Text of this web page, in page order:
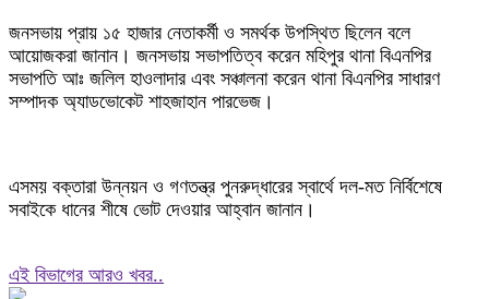
জনসভায় প্রায় ১৫ হাজার নেতাকর্মী ও সমর্থক উপস্থিত ছিলেন বলে
আয়োজকরা জানান। জনসভায় সভাপতিত্ব করেন মহিপুর থানা বিএনপির
সভাপতি আঃ জলিল হাওলাদার এবং সঞ্চালনা করেন থানা বিএনপির সাধারণ
সম্পাদক অ্যাডভোকেট শাহজাহান পারভেজ।
এসময় বক্তারা উন্নয়ন ও গণতন্ত্র পুনরুদ্ধারের স্বার্থে দল-মত নির্বিশেষে
সবাইকে ধানের শীষে ভোট দেওয়ার আহ্বান জানান।
এই বিভাগের আরও খবর..